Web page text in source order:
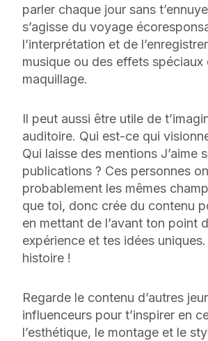
parler chaque jour sans
s’agisse du voyage
l’interprétation et de
musique ou des effets spéciaux
maquillage.
Il peut aussi être utile de
auditoire. Qui est-ce qui
Qui laisse des mentions J’aime
publications ? Ces personnes
probablement les mêmes
que toi, donc crée du contenu
en mettant de l’avant ton point
expérience et tes idées
histoire !
Regarde le contenu d’autres
influenceurs pour t’inspirer en
l’esthétique, le montage et le